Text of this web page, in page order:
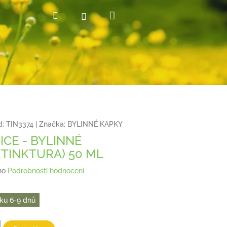
HledatPřihlášení
košík
TIN3374 Značka: BYLINNÉ KAPKY
- BYLINNÉ
50 ML
Podrobnosti hodnocení
6-9 dnů